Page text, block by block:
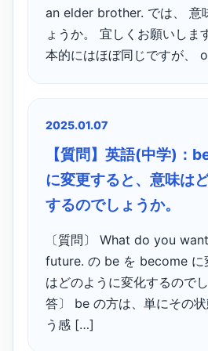
an elder brother. では、 意
ょうか。 宜しくお願いしま
本的にはほぼ同じですが、
2025.01.07
【質問】英語(中学)：
に変更すると、意味は
するのでしょうか。
〔質問〕 What do you
future. の be を become に
はどのように変化するので
答〕 be の方は、単にその
う感 […]